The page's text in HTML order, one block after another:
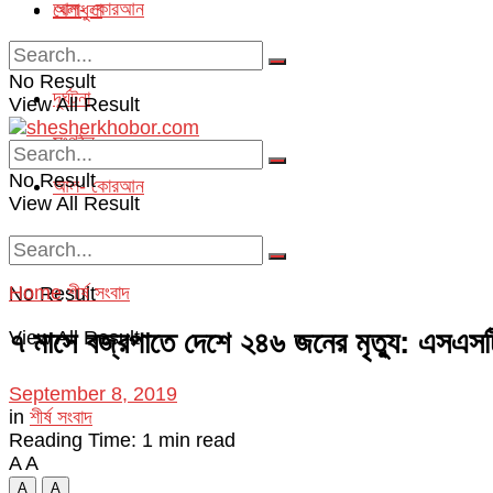
খেলাধুলা
অপরাধ
দূর্ঘটনা
সংগঠন
আল- কোরআন
No Result
View All Result
আল- কোরআন
No Result
View All Result
No Result
View All Result
Home শীর্ষ সংবাদ
৭ মাসে বজ্রপাতে দেশে ২৪৬ জনের মৃত্যু:
September 8, 2019
in শীর্ষ সংবাদ
Reading Time: 1 min read
A A
A A